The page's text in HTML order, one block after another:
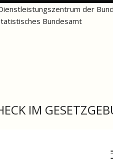
der
Bundesamt
IM